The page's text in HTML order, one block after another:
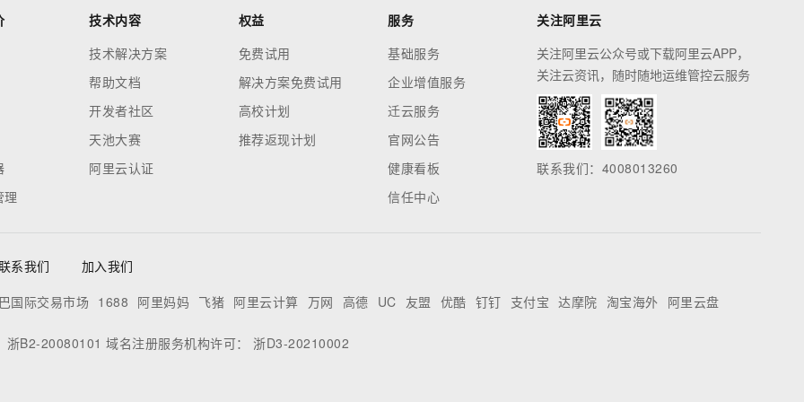
理
技术内容
技术解决方案
帮助文档
开发者社区
天池大赛
阿里云认证
权益
免费试用
解决方案免费试用
高校计划
推荐返现计划
服务
基础服务
企业增值服务
迁云服务
官网公告
健康看板
信任中心
关注阿里云
关注阿里云公众号或下载阿里云APP，
关注云资讯，随时随地运维管控云服务
联系我们：4008013260
系我们
加入我们
国际交易市场 1688 阿里妈妈 飞猪 阿里云计算 万网 高德 UC 友盟 优酷 钉钉 支付宝 达摩院 淘宝海外 阿里云盘
浙B2-20080101 域名注册服务机构许可： 浙D3-20210002